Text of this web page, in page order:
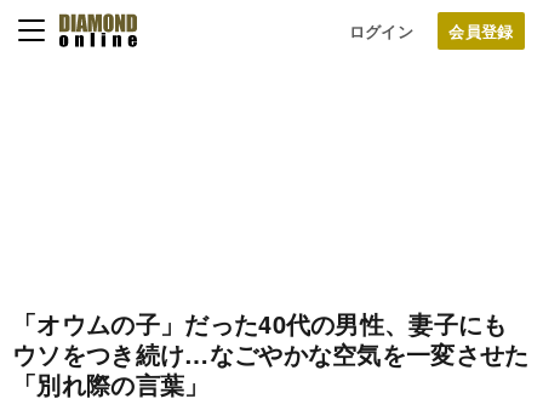
ログイン
「オウムの子」だった40代の男性、妻子にも
ウソをつき続け…なごやかな空気を一変させた
「別れ際の言葉」